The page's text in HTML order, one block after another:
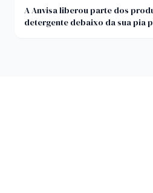
A Anvisa liberou parte dos
detergente debaixo da sua pia